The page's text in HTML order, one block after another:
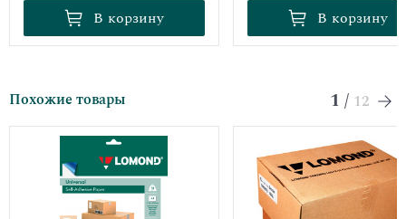
В корзину
В корзину В корзину
В корзину
Похожие товары 1 / 12